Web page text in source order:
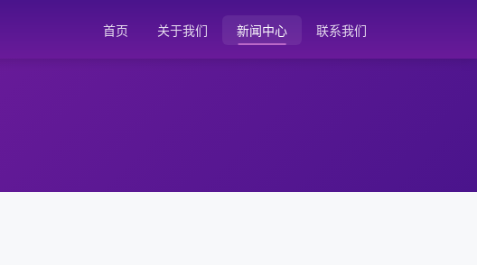
首页 关于我们 新闻中心 联系我们